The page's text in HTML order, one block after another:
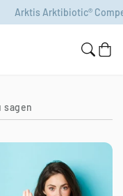
Arktibiotic® Compens
sagen